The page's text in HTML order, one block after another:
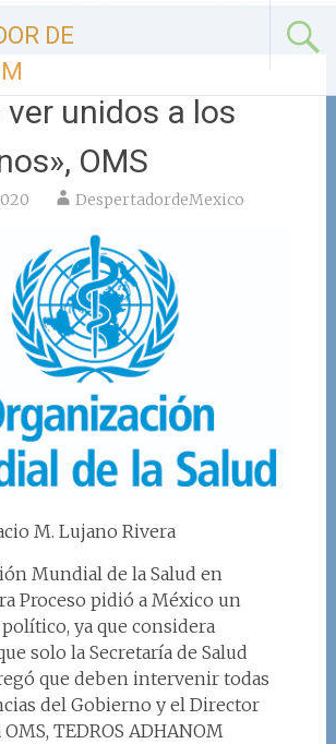
DE
ver unidos a los
OMS
DespertadordeMexico
M. Lujano Rivera
Mundial de la Salud en
Proceso pidió a México un
ya que considera
solo la Secretaría de Salud
que deben intervenir todas
del Gobierno y el Director
TEDROS ADHANOM